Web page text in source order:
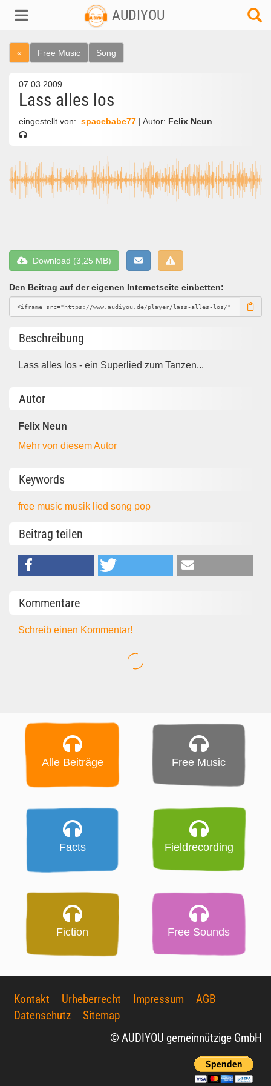
AUDIYOU
« Free Music Song
07.03.2009
Lass alles los
eingestellt von: spacebabe77 | Autor: Felix Neun
Download (3,25 MB)
Den Beitrag auf der eigenen Internetseite einbetten:
Beschreibung
Lass alles los - ein Superlied zum Tanzen...
Autor
Felix Neun
Mehr von diesem Autor
Keywords
free music musik liedsong pop
Beitrag teilen
Kommentare
Schreib einen Kommentar!
Alle Beiträge Free Music
Facts Fieldrecording
Fiction Free Sounds
Kontakt Urheberrecht Impressum
AGB
Datenschutz
Sitemap
© AUDIYOU gemeinnützige GmbH